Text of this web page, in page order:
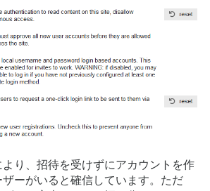
り、招待を受けずにアカウントを作
ーがいると確信しています。ただ